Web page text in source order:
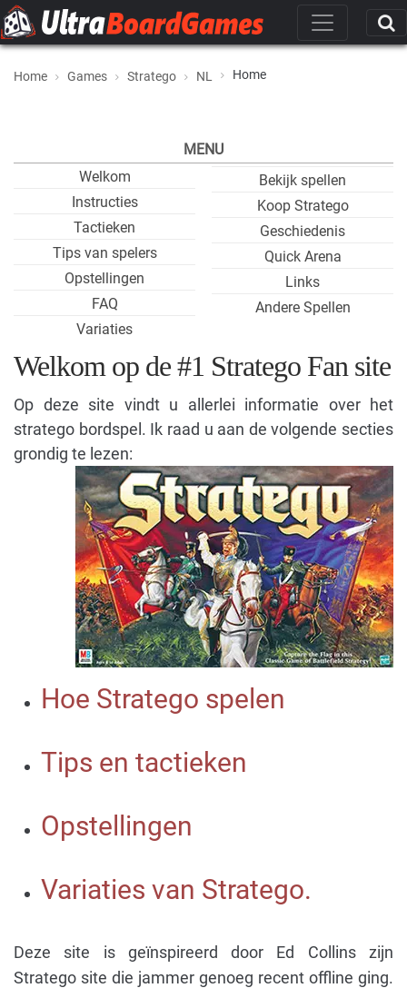
Home Games Stratego NL Home
MENU
Welkom
Instructies
Tactieken
Tips van spelers
Opstellingen
FAQ
Variaties
Bekijk spellen
Koop Stratego
Geschiedenis
Quick Arena
Links
Andere Spellen
Welkom op de #1 Stratego Fan site
Op deze site vindt u allerlei informatie over het
stratego bordspel. Ik raad u aan de volgende secties
grondig te lezen:
Hoe Stratego spelen
Tips en tactieken
Opstellingen
Variaties van Stratego.
Deze site is geïnspireerd door Ed Collins zijn
Stratego site die jammer genoeg recent offline ging.